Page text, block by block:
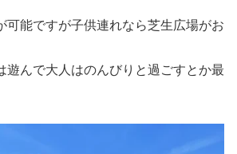
可能ですが子供連れなら芝生広場がお
遊んで大人はのんびりと過ごすとか最